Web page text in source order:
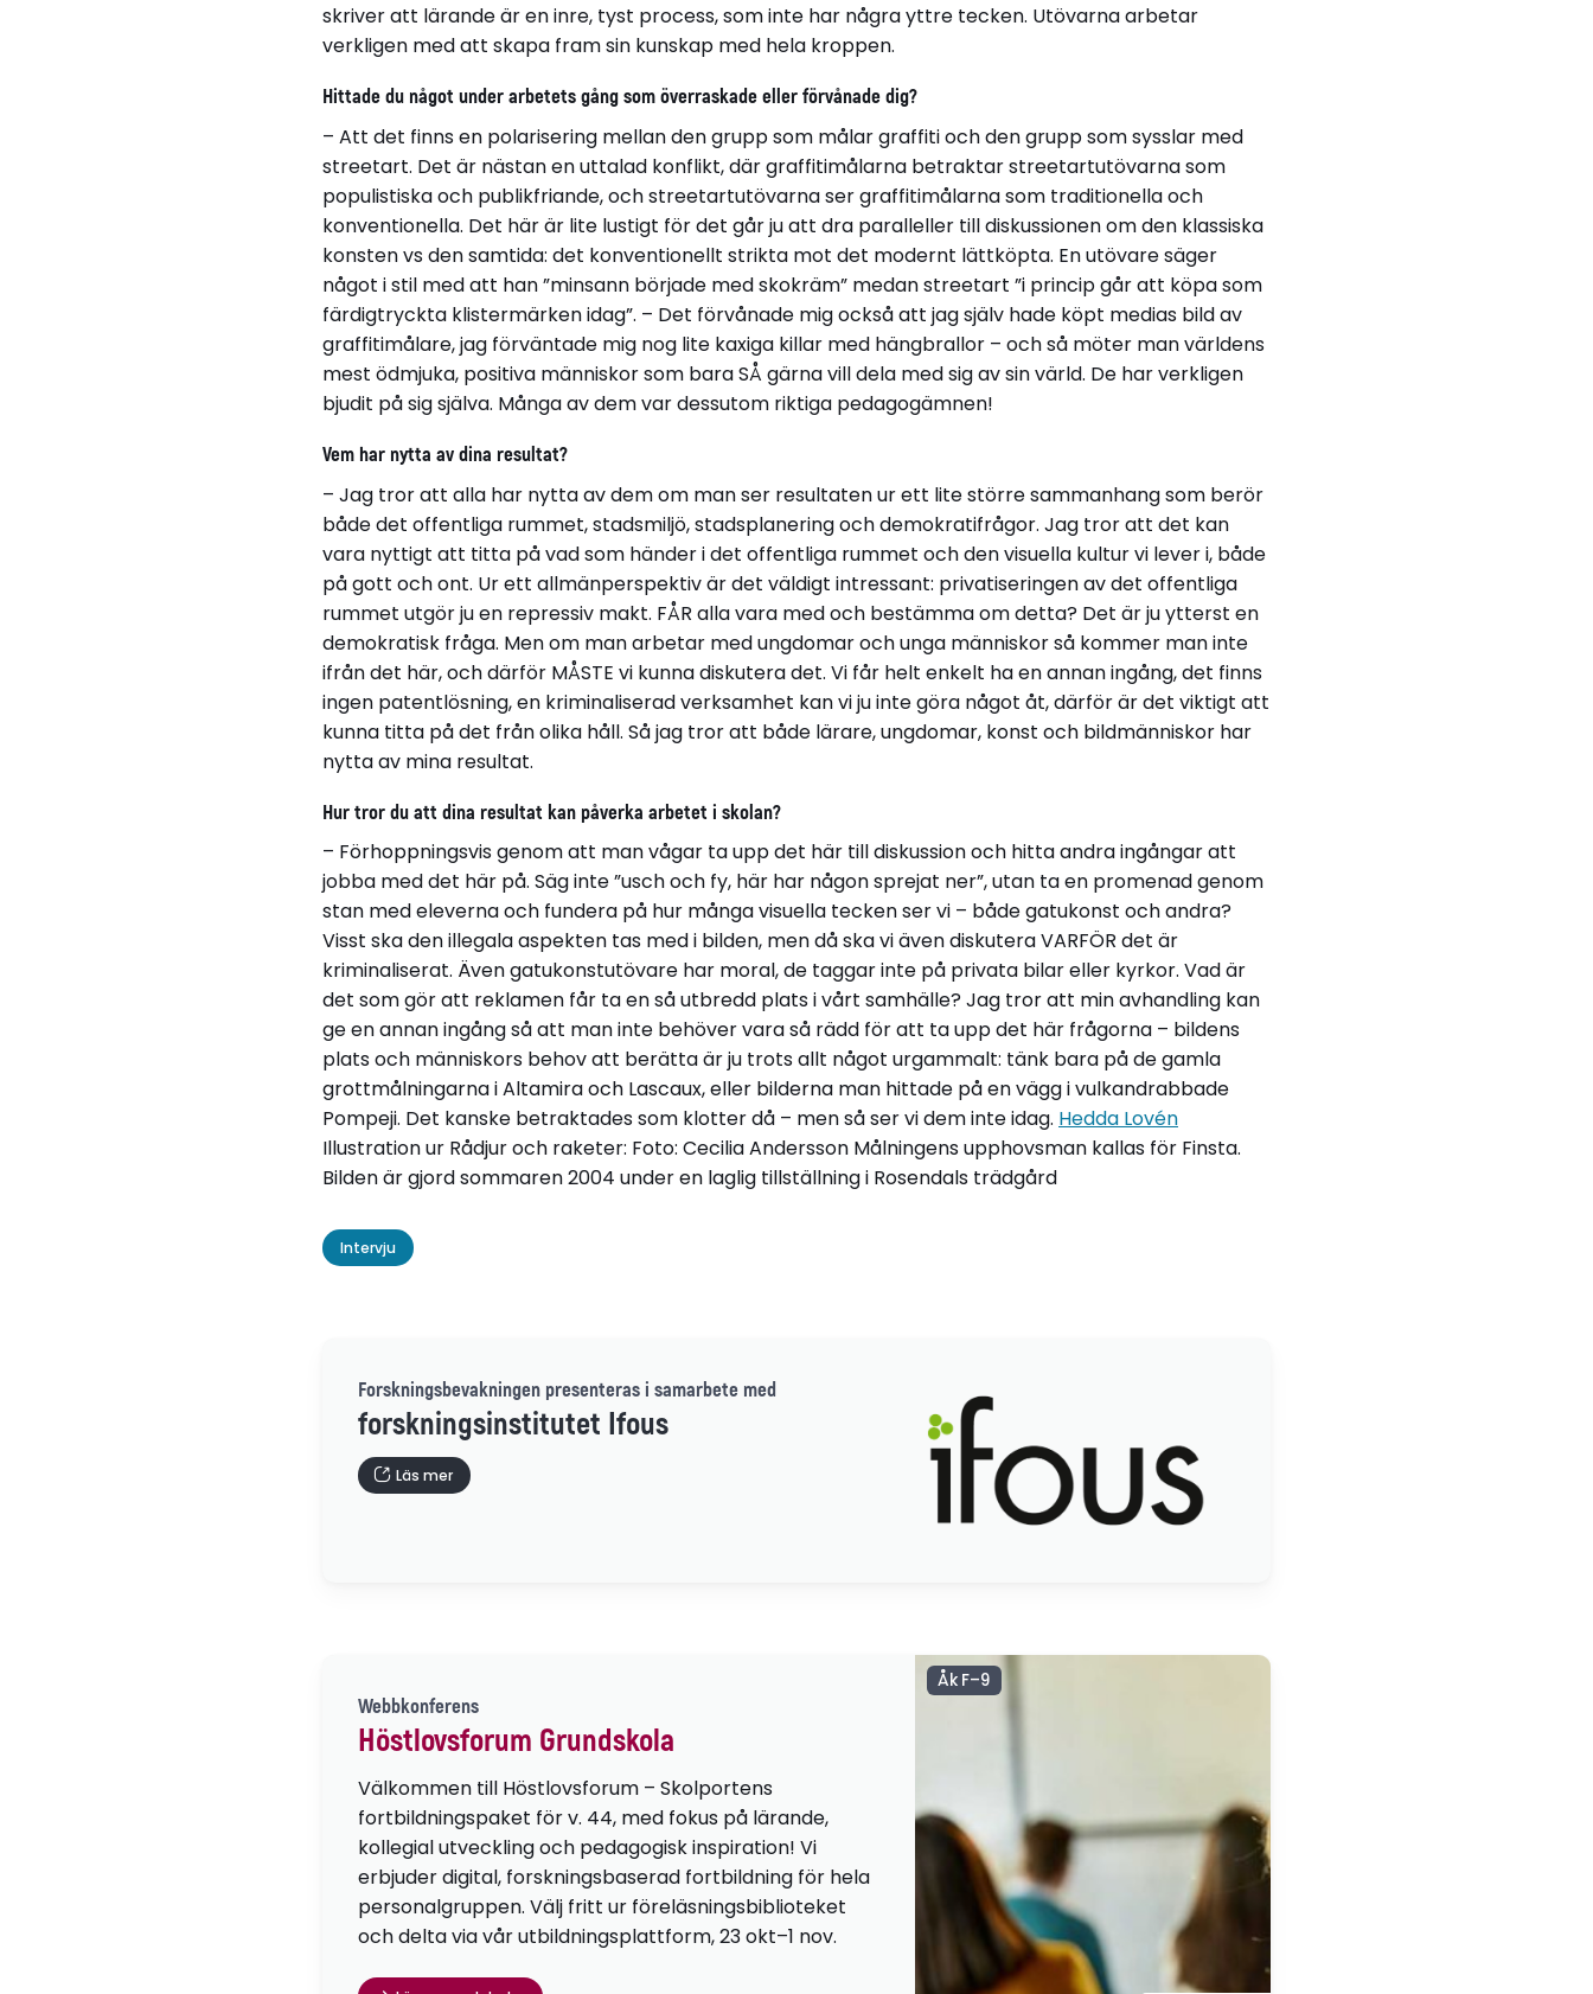
skriver att lärande är en inre, tyst process, som inte har några yttre tecken. Utövarna arbetar
verkligen med att skapa fram sin kunskap med hela kroppen.
Hittade du något under arbetets gång som överraskade eller förvånade dig?
– Att det finns en polarisering mellan den grupp som målar graffiti och den grupp som sysslar med
streetart. Det är nästan en uttalad konflikt, där graffitimålarna betraktar streetartutövarna som
populistiska och publikfriande, och streetartutövarna ser graffitimålarna som traditionella och
konventionella. Det här är lite lustigt för det går ju att dra paralleller till diskussionen om den klassiska
konsten vs den samtida: det konventionellt strikta mot det modernt lättköpta. En utövare säger
något i stil med att han ”minsann började med skokräm” medan streetart ”i princip går att köpa som
färdigtryckta klistermärken idag”. – Det förvånade mig också att jag själv hade köpt medias bild av
graffitimålare, jag förväntade mig nog lite kaxiga killar med hängbrallor – och så möter man världens
mest ödmjuka, positiva människor som bara SÅ gärna vill dela med sig av sin värld. De har verkligen
bjudit på sig själva. Många av dem var dessutom riktiga pedagogämnen!
Vem har nytta av dina resultat?
– Jag tror att alla har nytta av dem om man ser resultaten ur ett lite större sammanhang som berör
både det offentliga rummet, stadsmiljö, stadsplanering och demokratifrågor. Jag tror att det kan
vara nyttigt att titta på vad som händer i det offentliga rummet och den visuella kultur vi lever i, både
på gott och ont. Ur ett allmänperspektiv är det väldigt intressant: privatiseringen av det offentliga
rummet utgör ju en repressiv makt. FÅR alla vara med och bestämma om detta? Det är ju ytterst en
demokratisk fråga. Men om man arbetar med ungdomar och unga människor så kommer man inte
ifrån det här, och därför MÅSTE vi kunna diskutera det. Vi får helt enkelt ha en annan ingång, det finns
ingen patentlösning, en kriminaliserad verksamhet kan vi ju inte göra något åt, därför är det viktigt att
kunna titta på det från olika håll. Så jag tror att både lärare, ungdomar, konst och bildmänniskor har
nytta av mina resultat.
Hur tror du att dina resultat kan påverka arbetet i skolan?
– Förhoppningsvis genom att man vågar ta upp det här till diskussion och hitta andra ingångar att
jobba med det här på. Säg inte ”usch och fy, här har någon sprejat ner”, utan ta en promenad genom
stan med eleverna och fundera på hur många visuella tecken ser vi – både gatukonst och andra?
Visst ska den illegala aspekten tas med i bilden, men då ska vi även diskutera VARFÖR det är
kriminaliserat. Även gatukonstutövare har moral, de taggar inte på privata bilar eller kyrkor. Vad är
det som gör att reklamen får ta en så utbredd plats i vårt samhälle? Jag tror att min avhandling kan
ge en annan ingång så att man inte behöver vara så rädd för att ta upp det här frågorna – bildens
plats och människors behov att berätta är ju trots allt något urgammalt: tänk bara på de gamla
grottmålningarna i Altamira och Lascaux, eller bilderna man hittade på en vägg i vulkandrabbade
Pompeji. Det kanske betraktades som klotter då – men så ser vi dem inte idag. Hedda Lovén
Illustration ur Rådjur och raketer: Foto: Cecilia Andersson Målningens upphovsman kallas för Finsta.
Bilden är gjord sommaren 2004 under en laglig tillställning i Rosendals trädgård
Intervju
Forskningsbevakningen presenteras i samarbete med
forskningsinstitutet Ifous
Läs mer
Webbkonferens
Höstlovsforum Grundskola
Välkommen till Höstlovsforum – Skolportens
fortbildningspaket för v. 44, med fokus på lärande,
kollegial utveckling och pedagogisk inspiration! Vi
erbjuder digital, forskningsbaserad fortbildning för hela
personalgruppen. Välj fritt ur föreläsningsbiblioteket
och delta via vår utbildningsplattform, 23 okt–1 nov.
Åk F–9